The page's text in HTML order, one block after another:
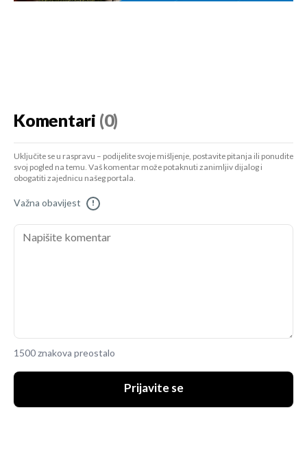
Komentari (0)
Uključite se u raspravu – podijelite svoje mišljenje, postavite pitanja ili ponudite
svoj pogled na temu. Vaš komentar može potaknuti zanimljiv dijalog i
obogatiti zajednicu našeg portala.
Važna obavijest !
1500 znakova preostalo
Prijavite se